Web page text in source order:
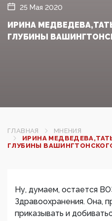
25 Мая 2020
ИРИНА
ГЛУБИНЫ
ГЛАВНАЯ
МНЕНИЯ
ИРИНА
ГЛУБИНЫ
Ну, думаем, остается
Здравоохранения. Она,
приказывать и